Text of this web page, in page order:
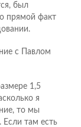
был
прямой факт
с Павлом
1,5
я
то мы
там есть